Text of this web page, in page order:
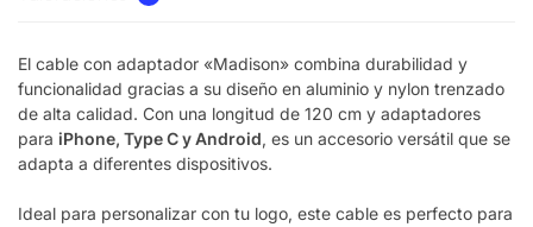
El cable con adaptador «Madison» combina durabilidad y
funcionalidad gracias a su diseño en aluminio y nylon trenzado
de alta calidad. Con una longitud de 120 cm y adaptadores
para iPhone, Type C y Android, es un accesorio versátil que se
adapta a diferentes dispositivos.
Ideal para personalizar con tu logo, este cable es perfecto para